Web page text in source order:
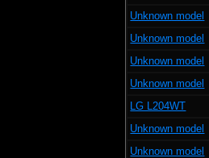
Unknown model
Unknown model
Unknown model
Unknown model
LG L204WT
Unknown model
Unknown model